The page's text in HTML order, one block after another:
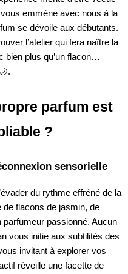
emmène avec nous à la
se dévoile aux débutants.
l’atelier qui fera naître la
bien plus qu’un flacon…
🌙.
parfum est
?
sensorielle
du rythme effréné de la
flacons de jasmin, de
parfumeur passionné. Aucun
vous initie aux subtilités des
invitant à explorer vos
réveille une facette de